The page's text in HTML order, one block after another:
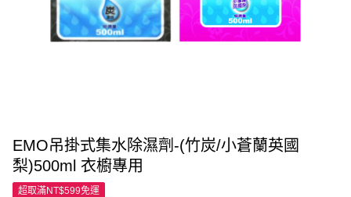
EMO吊掛式集水除濕劑-(竹炭/小蒼蘭英國
梨)500ml 衣櫥專用
超取滿NT$599免運